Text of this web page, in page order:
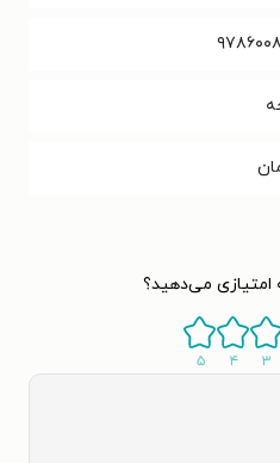
امتیازی می‌دهید؟
۳ ۴ ۵